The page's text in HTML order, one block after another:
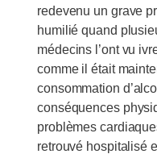
redevenu un grave
humilié quand
médecins l’ont vu
comme il était
consommation
conséquences
problèmes
retrouvé hospitalisé